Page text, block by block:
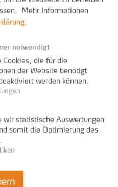
& DATENSCHUTZ
Alle Rechte vorbehalten.
Mehr Informationen
.
notwendig)
Cookies, die für die
der Website benötigt
werden können.
wir statistische Auswertungen
somit die Optimierung des